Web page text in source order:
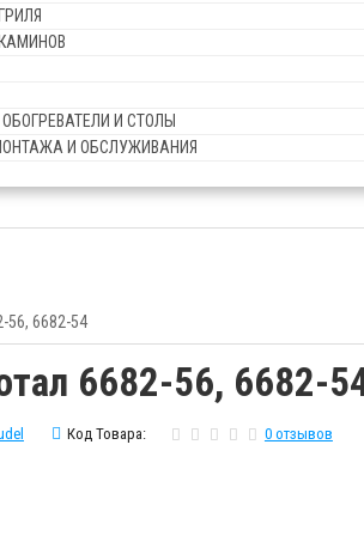
И СТОЛЫ
И ОБСЛУЖИВАНИЯ
56, 6682-54
6682-56, 6682-
Код Товара: 0 отзывов